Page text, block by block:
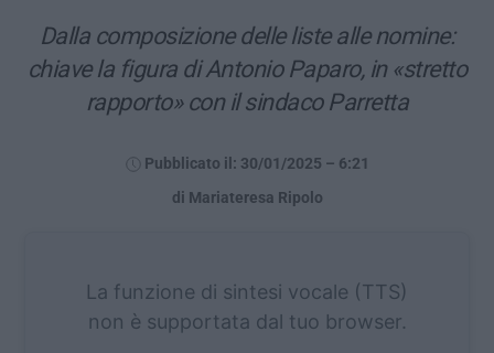
Dalla composizione delle liste alle nomine:
chiave la figura di Antonio Paparo, in «stretto
rapporto» con il sindaco Parretta
Pubblicato il: 30/01/2025 – 6:21
di Mariateresa Ripolo
La funzione di sintesi vocale (TTS)
non è supportata dal tuo browser.